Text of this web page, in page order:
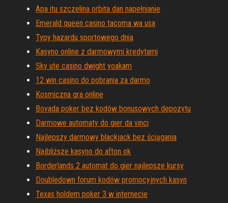
Apa itu szczelina orbita dan napełnianie
Emerald queen casino tacoma wa usa
Typy hazardu sportowego dnia
Kasyno online z darmowymi kredytami
Sky ute casino dwight yoakam
12 win casino do pobrania za darmo
Kosmiczna gra online
Bovada poker bez kodów bonusowych depozytu
Darmowe automaty do gier da vinci
Najlepszy darmowy blackjack bez ściągania
Najbliższe kasyno do afton ok
Borderlands 2 automat do gier najlepsze kursy
Doubledown forum kodów promocyjnych kasyn
Texas holdem poker 3 w internecie